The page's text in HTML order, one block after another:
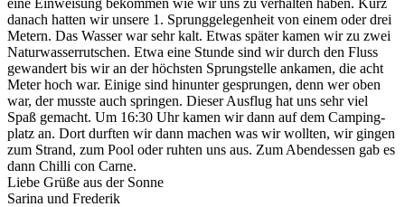
danach hat­ten wir unsere 1. Sprunggele­gen­heit von einem oder drei
Metern. Das Wass­er war sehr kalt. Etwas später kamen wir zu zwei
Natur­wasser­rutschen. Etwa eine Stunde sind wir durch den Fluss
gewan­dert bis wir an der höch­sten Sprung­stelle anka­men, die acht
Meter hoch war. Einige sind hin­unter gesprun­gen, denn wer oben
war, der musste auch sprin­gen. Dieser Aus­flug hat uns sehr viel
Spaß gemacht. Um 16:30 Uhr kamen wir dann auf dem Camp­ing­
platz an. Dort durften wir dann machen was wir woll­ten, wir gin­gen
zum Strand, zum Pool oder ruht­en uns aus. Zum Aben­dessen gab es
dann Chilli con Carne.
Liebe Grüße aus der Sonne
Sari­na und Frederik